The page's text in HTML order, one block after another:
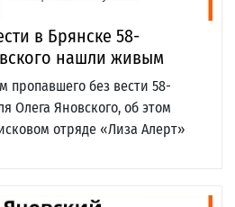
в Брянске 58-
нашли живым
без вести 58-
Олега Яновского, об этом
отряде «Лиза Алерт»